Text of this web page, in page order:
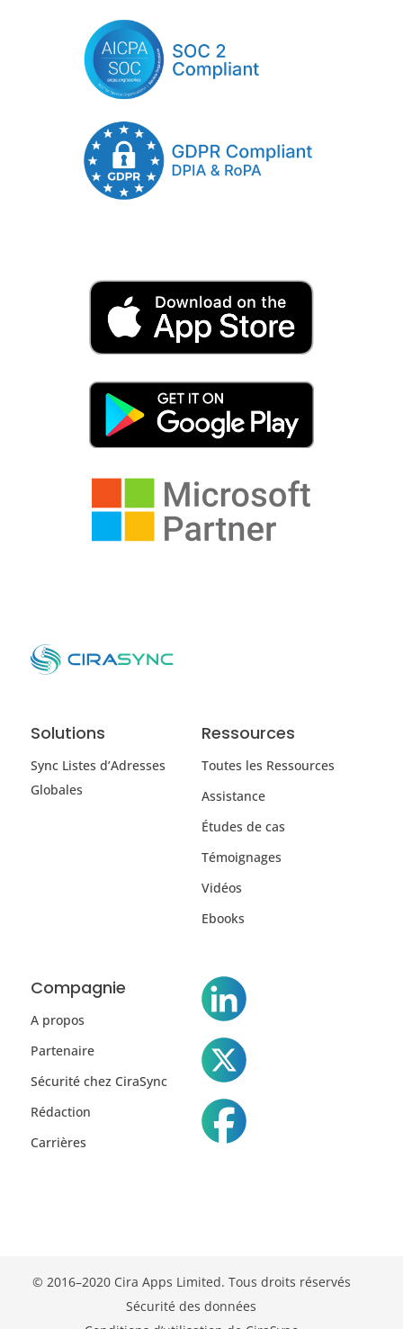
Solutions
Sync Listes d’Adresses
Globales
Ressources
Toutes les Ressources
Assistance
Études de cas
Témoignages
Vidéos
Ebooks
Compagnie
A propos
Partenaire
Sécurité chez CiraSync
Rédaction
Carrières
© 2016–2020 Cira Apps Limited. Tous droits réservés
Sécurité des données